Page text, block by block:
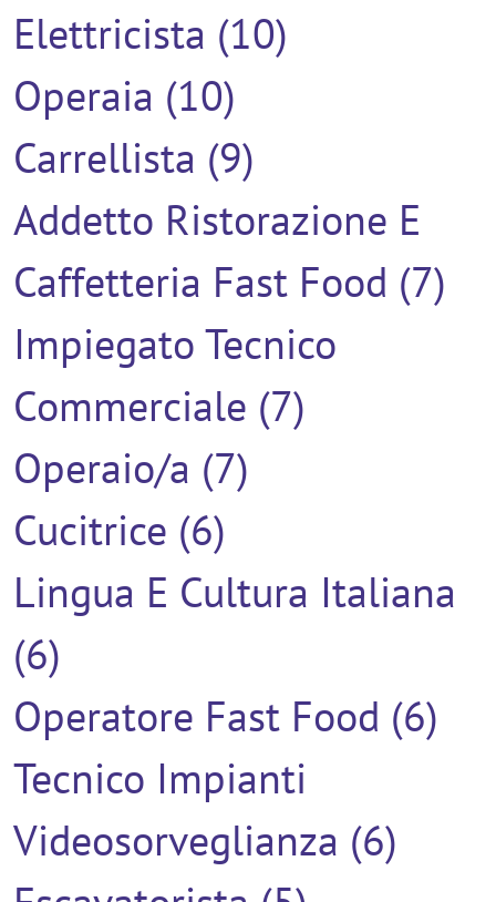
Elettricista (10)
Operaia (10)
Carrellista (9)
Addetto Ristorazione E
Caffetteria Fast Food (7)
Impiegato Tecnico
Commerciale (7)
Operaio/a (7)
Cucitrice (6)
Lingua E Cultura Italiana
(6)
Operatore Fast Food (6)
Tecnico Impianti
Videosorveglianza (6)